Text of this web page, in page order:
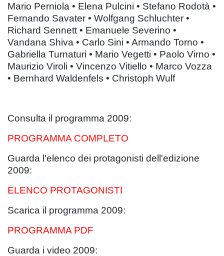
Mario Perniola • Elena Pulcini • Stefano Rodotà •
Fernando Savater • Wolfgang Schluchter •
Richard Sennett • Emanuele Severino •
Vandana Shiva • Carlo Sini • Armando Torno •
Gabriella Turnaturi • Mario Vegetti • Paolo Virno •
Maurizio Viroli • Vincenzo Vitiello • Marco Vozza
• Bernhard Waldenfels • Christoph Wulf
Consulta il programma 2009:
PROGRAMMA COMPLETO
Guarda l'elenco dei protagonisti dell'edizione
2009:
ELENCO PROTAGONISTI
Scarica il programma 2009:
PROGRAMMA PDF
Guarda i video 2009: